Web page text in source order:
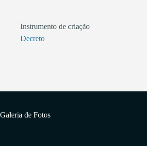
Instrumento de criação
Decreto
Galeria de Fotos